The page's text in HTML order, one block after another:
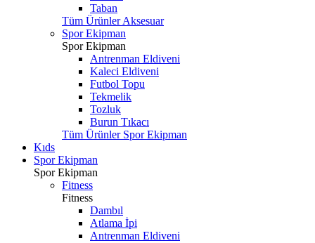
Taban
Tüm Ürünler Aksesuar
Spor Ekipman
Spor Ekipman
Antrenman Eldiveni
Kaleci Eldiveni
Futbol Topu
Tekmelik
Tozluk
Burun Tıkacı
Tüm Ürünler Spor Ekipman
Kıds
Spor Ekipman
Spor Ekipman
Fitness
Fitness
Dambıl
Atlama İpi
Antrenman Eldiveni